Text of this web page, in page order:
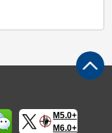
M5.0+
M6.0+